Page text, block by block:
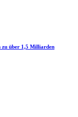
zu über 1,5 Milliarden